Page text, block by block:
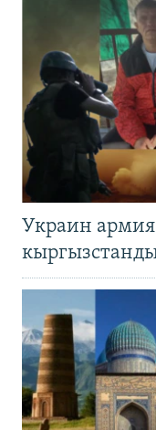
Украин